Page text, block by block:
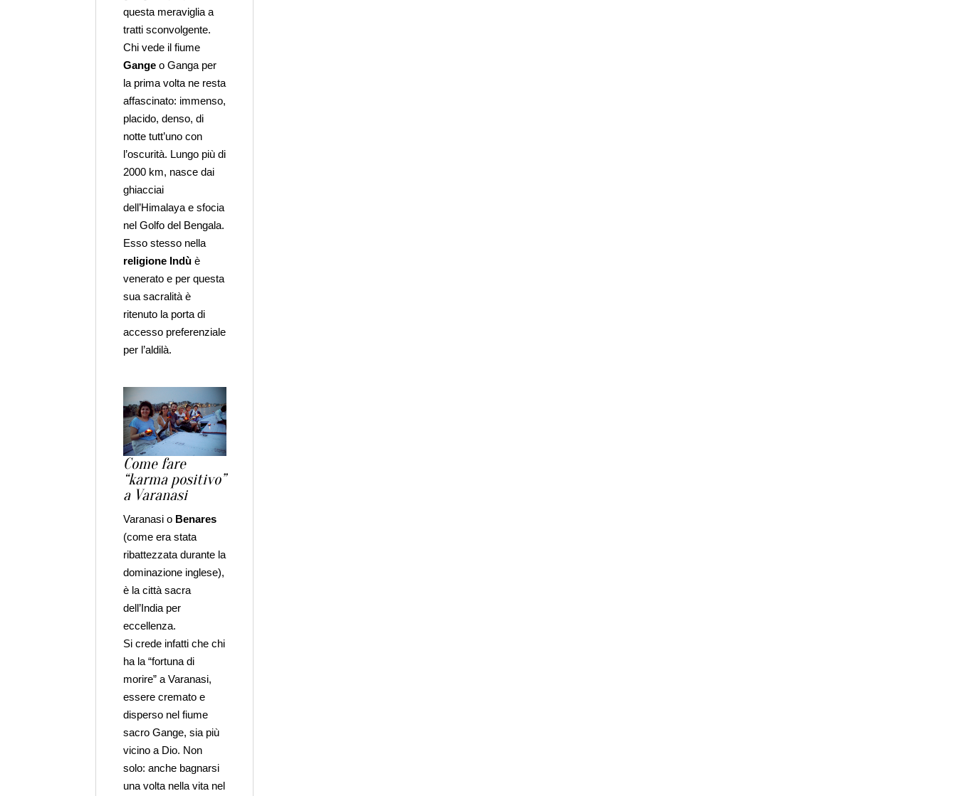
questa meraviglia a
tratti sconvolgente.
Chi vede il fiume
Gangeo Ganga per
la prima volta ne resta
affascinato: immenso,
placido, denso, di
notte tutt’uno con
l’oscurità. Lungo più di
2000 km, nasce dai
ghiacciai
dell’Himalaya e sfocia
nel Golfo del Bengala.
Esso stesso nella
religione Indùè
venerato e per questa
sua sacralità è
ritenuto la porta di
accesso preferenziale
per l’aldilà.
Come fare
“karma positivo”
a Varanasi
Varanasi o Benares
(come era stata
ribattezzata durante la
dominazione inglese),
è la città sacra
dell’India per
eccellenza.
Si crede infatti che chi
ha la “fortuna di
morire” a Varanasi,
essere cremato e
disperso nel fiume
sacro Gange, sia più
vicino a Dio. Non
solo: anche bagnarsi
una volta nella vita nel